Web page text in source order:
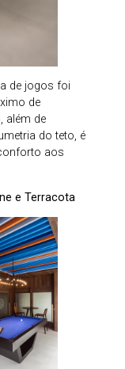
de jogos foi
de
além de
do teto, é
aos
e Terracota